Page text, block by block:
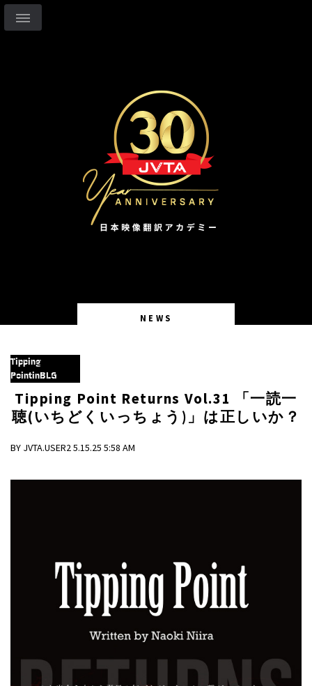
NEWS
Tipping
PointinBLG
Tipping Point Returns Vol.31
「一読一
聴(いちどくいっちょう)」は正しいか？
BY JVTA.USER2 5.15.25 5:58 AM